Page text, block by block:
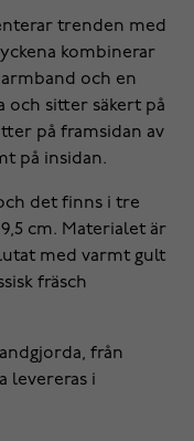
trenden med
kombinerar
och en
och sitter säkert på
på framsidan av
på insidan.
det finns i tre
cm. Materialet är
med varmt gult
fräsch
från
levereras i